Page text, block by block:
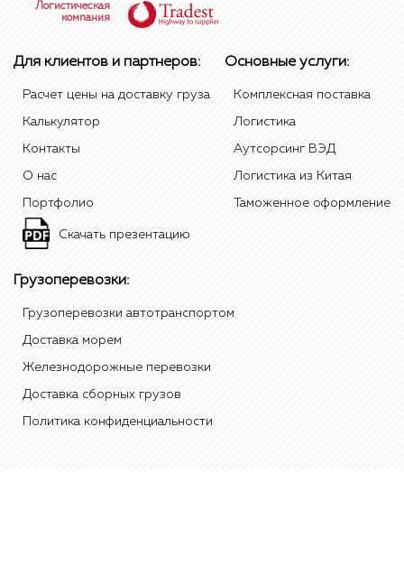
Логистическая
компания
Для клиентов и партнеров:
Расчет цены на доставку груза
Калькулятор
Контакты
О нас
Портфолио
Скачать презентацию
Основные услуги:
Комплексная поставка
Логистика
Аутсорсинг ВЭД
Логистика из Китая
Таможенное оформление
Грузоперевозки:
Грузоперевозки автотранспортом
Доставка морем
Железнодорожные перевозки
Доставка сборных грузов
Политика конфиденциальности